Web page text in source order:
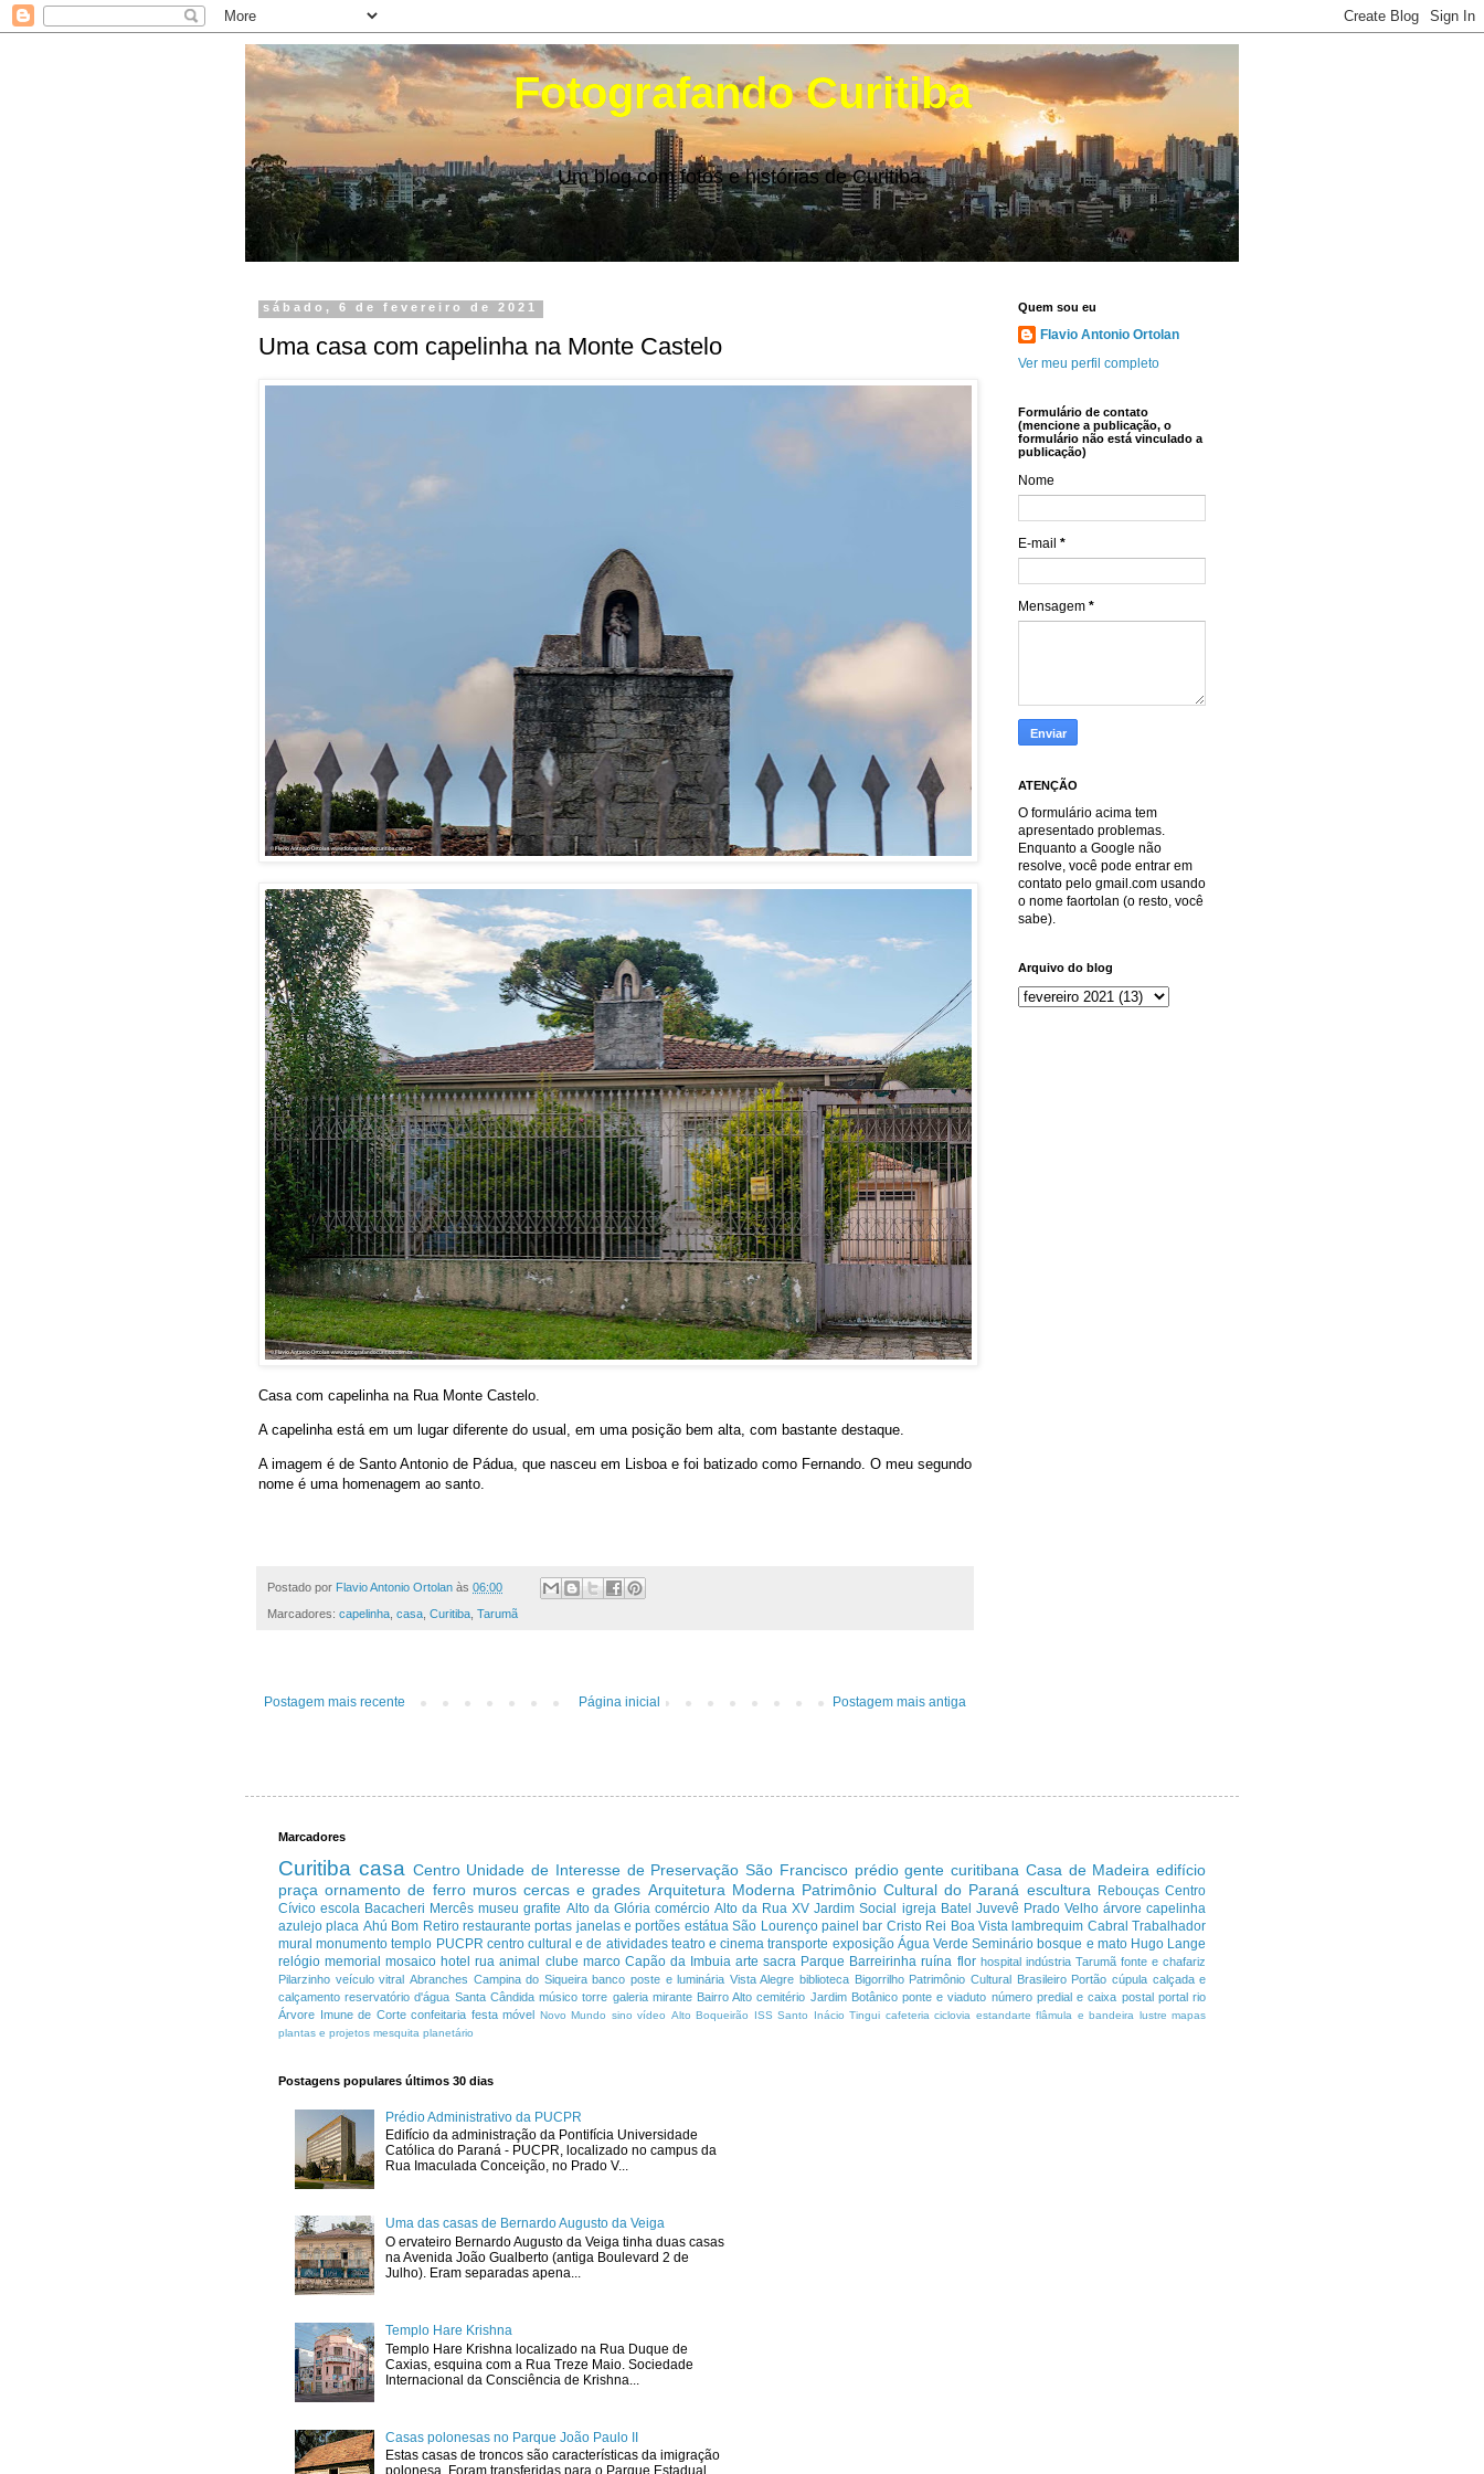
Fotografando Curitiba
Um blog com fotos e histórias de Curitiba.
sábado, 6 de fevereiro de 2021
Uma casa com capelinha na Monte Castelo
Casa com capelinha na Rua Monte Castelo.
A capelinha está em um lugar diferente do usual, em uma posição bem alta, com bastante destaque.
A imagem é de Santo Antonio de Pádua, que nasceu em Lisboa e foi batizado como Fernando. O meu segundo
nome é uma homenagem ao santo.
Postado por Flavio Antonio Ortolan às 06:00
Marcadores: capelinha casa Curitiba Tarumã
Postagem mais recente Postagem mais antiga
Página inicial
Quem sou eu
Flavio Antonio Ortolan
Ver meu perfil completo
Formulário de contato
(mencione a publicação, o
formulário não está vinculado a
publicação)
Nome
E-mail *
Mensagem *
ATENÇÃO
O formulário acima tem
apresentado problemas.
Enquanto a Google não
resolve, você pode entrar em
contato pelo gmail.com usando
o nome faortolan (o resto, você
sabe).
Arquivo do blog
Marcadores
Curitiba casa Centro Unidade de Interesse de Preservação São Francisco prédio gente curitibana Casa de Madeira edifício
praça ornamento de ferro muros cercas e grades Arquitetura Moderna Patrimônio Cultural do Paraná escultura Rebouças Centro
Cívico escola Bacacheri Mercês museu grafite Alto da Glória comércio Alto da Rua XV Jardim Social igreja Batel Juvevê Prado Velho árvore capelinha
azulejo placa Ahú Bom Retiro restaurante portas janelas e portões estátua São Lourenço painel bar Cristo Rei Boa Vista lambrequim Cabral Trabalhador
mural monumento templo PUCPR centro cultural e de atividades teatro e cinema transporte exposição Água Verde Seminário bosque e mato Hugo Lange
relógio memorial mosaico hotel rua animal clube marco Capão da Imbuia arte sacra Parque Barreirinha ruína flor hospital indústria Tarumã fonte e chafariz
Pilarzinho veículo vitral Abranches Campina do Siqueira banco poste e luminária Vista Alegre biblioteca Bigorrilho Patrimônio Cultural Brasileiro Portão cúpula calçada e
calçamento reservatório d'água Santa Cândida músico torre galeria mirante Bairro Alto cemitério Jardim Botânico ponte e viaduto número predial e caixa postal portal rio
Árvore Imune de Corte confeitaria festa móvel Novo Mundo sino vídeo Alto Boqueirão ISS Santo Inácio Tingui cafeteria ciclovia estandarte flâmula e bandeira lustre mapas
plantas e projetos mesquita planetário
Postagens populares últimos 30 dias
Prédio Administrativo da PUCPR
Edifício da administração da Pontifícia Universidade
Católica do Paraná - PUCPR, localizado no campus da
Rua Imaculada Conceição, no Prado V...
Uma das casas de Bernardo Augusto da Veiga
O ervateiro Bernardo Augusto da Veiga tinha duas casas
na Avenida João Gualberto (antiga Boulevard 2 de
Julho). Eram separadas apena...
Templo Hare Krishna
Templo Hare Krishna localizado na Rua Duque de
Caxias, esquina com a Rua Treze Maio. Sociedade
Internacional da Consciência de Krishna...
Casas polonesas no Parque João Paulo II
Estas casas de troncos são características da imigração